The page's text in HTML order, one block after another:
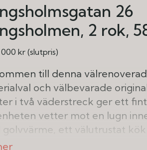
26
2 rok
kr (slutpris)
till denna
och välbevarade
i två väderstreck ger ett
vetter mot en lugn
golvvärme, ett välutrustat
mot gården samt god